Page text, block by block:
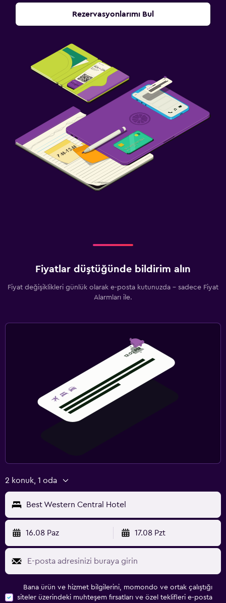
Rezervasyonlarımı Bul
Fiyatlar düştüğünde bildirim alın
Fiyat değişiklikleri günlük olarak e-posta kutunuzda - sadece Fiyat
Alarmları ile.
2 konuk, 1 oda
Best Western Central Hotel
16.08 Paz 17.08 Pzt
Bana ürün ve hizmet bilgilerini, momondo ve ortak çalıştığı
siteler üzerindeki muhteşem fırsatları ve özel teklifleri e-posta